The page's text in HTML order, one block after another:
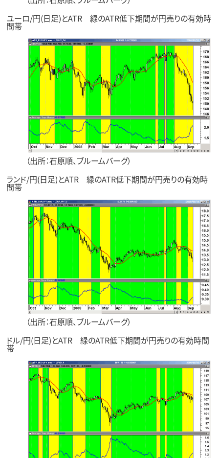
ユーロ/円(日足)とATR 緑のATR低下期間が円売りの有効時
間帯
（出所：石原順、ブルームバーグ）
ランド/円(日足)とATR 緑のATR低下期間が円売りの有効時
間帯
（出所：石原順、ブルームバーグ）
ドル/円(日足)とATR 緑のATR低下期間が円売りの有効時間
帯